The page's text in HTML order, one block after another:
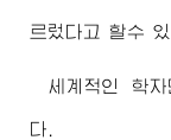
르렀다고 할수 있
세계적인 학
다.